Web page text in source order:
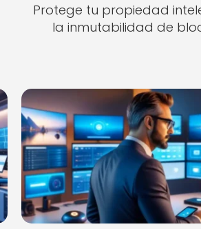
Protege tu propiedad
la inmutabilidad de